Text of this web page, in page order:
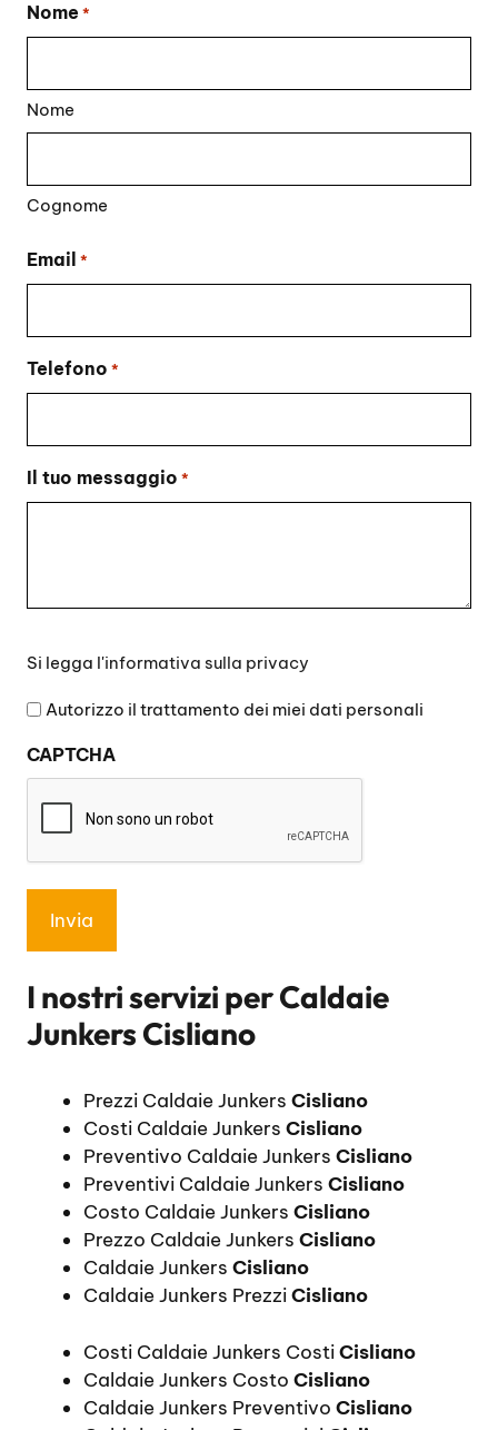
Nome *
Nome
Cognome
Email *
Telefono *
Il tuo messaggio *
legga
l'informativa
privacy
Si legga l'informativa sulla privacy
Autorizzo il trattamento dei miei dati personali
CAPTCHA
I nostri servizi perCaldaie
Junkers Cisliano
Prezzi Caldaie Junkers Cisliano
Costi Caldaie Junkers Cisliano
Preventivo Caldaie Junkers Cisliano
Preventivi Caldaie Junkers Cisliano
Costo Caldaie Junkers Cisliano
Prezzo Caldaie Junkers Cisliano
Caldaie Junkers Cisliano
Caldaie Junkers PrezziCisliano
Costi Caldaie Junkers CostiCisliano
Caldaie Junkers Costo Cisliano
Caldaie Junkers Preventivo Cisliano